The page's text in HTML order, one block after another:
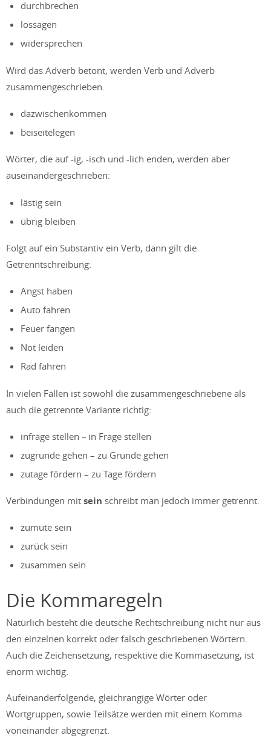
durchbrechen
lossagen
widersprechen
Wird das Adverb betont, werden Verb und Adverb
zusammengeschrieben.
dazwischenkommen
beiseitelegen
Wörter, die auf -ig, -isch und -lich enden, werden aber
auseinandergeschrieben:
lästig sein
übrig bleiben
Folgt auf ein Substantiv ein Verb, dann gilt die
Getrenntschreibung:
Angst haben
Auto fahren
Feuer fangen
Not leiden
Rad fahren
In vielen Fällen ist sowohl die zusammengeschriebene als
auch die getrennte Variante richtig:
infrage stellen – in Frage stellen
zugrunde gehen – zu Grunde gehen
zutage fördern – zu Tage fördern
Verbindungen mit sein schreibt man jedoch immer getrennt.
zumute sein
zurück sein
zusammen sein
Die Kommaregeln
Natürlich besteht die deutsche Rechtschreibung nicht nur aus
den einzelnen korrekt oder falsch geschriebenen Wörtern.
Auch die Zeichensetzung, respektive die Kommasetzung, ist
enorm wichtig.
Aufeinanderfolgende, gleichrangige Wörter oder
Wortgruppen, sowie Teilsätze werden mit einem Komma
voneinander abgegrenzt.